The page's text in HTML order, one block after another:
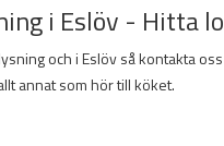
i Eslöv - Hitta
och i Eslöv så kontakta
annat som hör till köket.